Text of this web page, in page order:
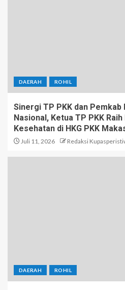
DAERAH ROHIL
Sinergi TP PKK dan
Nasional, Ketua TP PKK
Kesehatan di HKG PKK
Juli 11, 2026 Redaksi
DAERAH ROHIL